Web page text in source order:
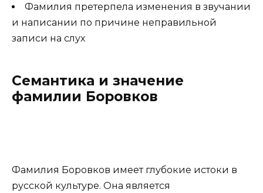
Фамилия претерпела изменения в звучании
и написании по причине неправильной
записи на слух
Семантика и значение
фамилии Боровков
Фамилия Боровков имеет глубокие истоки в
русской культуре. Она является